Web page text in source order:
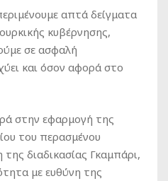
απτά δείγματα
κυβέρνησης,
σε ασφαλή
και όσον αφορά στο
στην εφαρμογή της
του περασμένου
διαδικασίας Γκαμπάρι,
με ευθύνη της